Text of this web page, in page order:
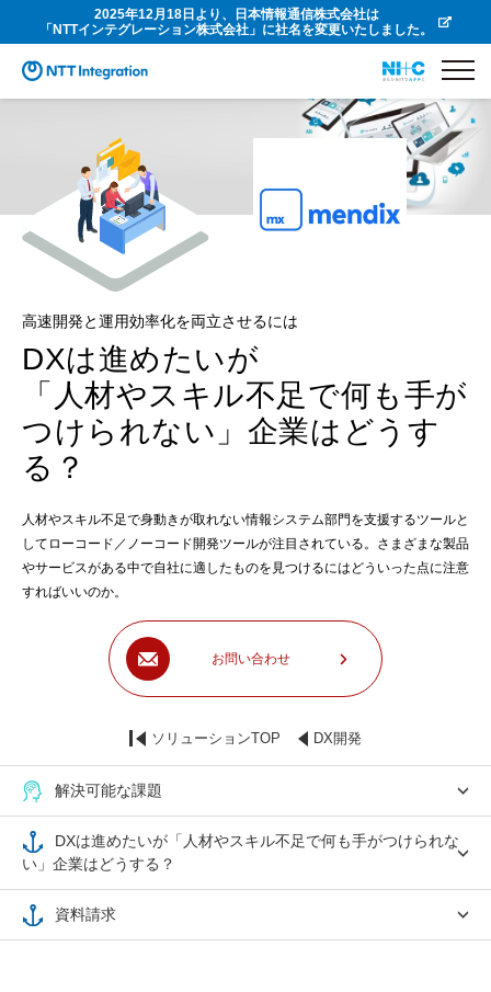
2025年12月18日より、日本情報通信株式会社は
「NTTインテグレーション株式会社」に社名を変更いたしました。
高速開発と運用効率化を両立させるには
DXは進めたいが
「人材やスキル不足で何も手が
つけられない」企業はどうす
る？
人材やスキル不足で身動きが取れない情報システム部門を支援するツールと
してローコード／ノーコード開発ツールが注目されている。さまざまな製品
やサービスがある中で自社に適したものを見つけるにはどういった点に注意
すればいいのか。
お問い合わせ
ソリューションTOP DX開発
解決可能な課題
DXは進めたいが「人材やスキル不足で何も手がつけられな
い」企業はどうする？
資料請求